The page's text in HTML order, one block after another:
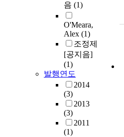
음 (1)
O'Meara,
Alex (1)
조정제
[공지음]
(1)
발행연도
2014
(3)
2013
(3)
2011
(1)